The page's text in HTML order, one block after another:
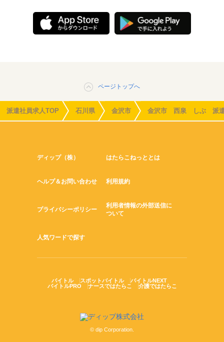
ページトップへ
派遣社員求人TOP 石川県 金沢市 金沢市 西泉 しぶ 派遣
ディップ（株） はたらこねっととは
ヘルプ＆お問い合わせ 利用規約
プライバシーポリシー
利用者情報の外部送信に
ついて
人気ワードで探す
バイトル スポットバイトル
バイトルNEXT
バイトルPRO
ナースではたらこ 介護ではたらこ
© dip Corporation.